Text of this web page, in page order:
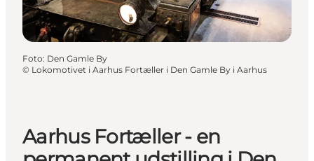
Foto: Den Gamle By
© Lokomotivet i Aarhus Fortæller i Den Gamle By i Aarhus
Aarhus Fortæller - en